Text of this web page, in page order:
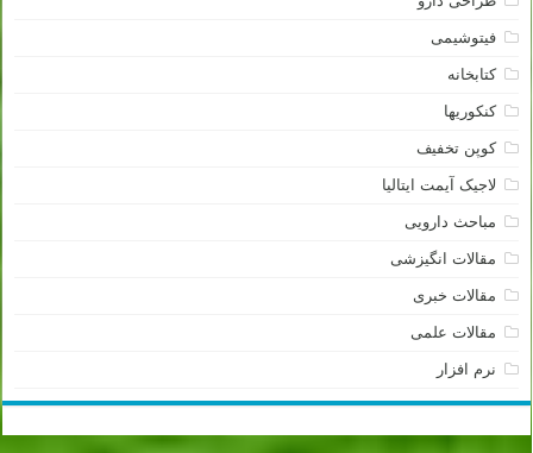
فیتوشیمی
کتابخانه
کنکوریها
کوپن تخفیف
لاجیک آیمت ایتالیا
مباحث دارویی
مقالات انگیزشی
مقالات خبری
مقالات علمی
نرم افزار